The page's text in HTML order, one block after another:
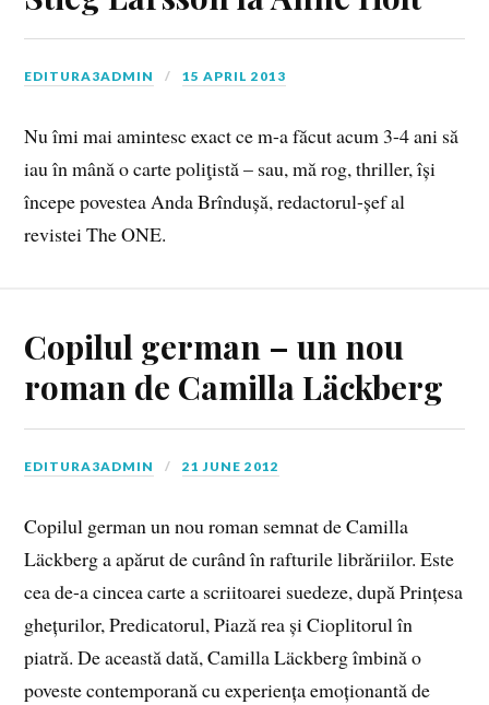
EDITURA3ADMIN 15 APRIL 2013
Nu îmi mai amintesc exact ce m-a făcut acum 3-4 ani să
iau în mână o carte poliţistă – sau, mă rog, thriller, își
începe povestea Anda Brîndușă, redactorul-șef al
revistei The ONE.
Copilul german – un nou
roman de Camilla Läckberg
EDITURA3ADMIN 21 JUNE 2012
Copilul german un nou roman semnat de Camilla
Läckberg a apărut de curând în rafturile librăriilor. Este
cea de-a cincea carte a scriitoarei suedeze, după Prințesa
ghețurilor, Predicatorul, Piază rea și Cioplitorul în
piatră. De această dată, Camilla Läckberg îmbină o
poveste contemporană cu experiența emoționantă de